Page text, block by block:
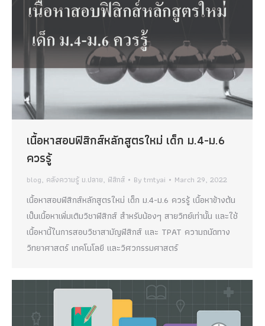
เนื้อหาสอบฟิสิกส์หลักสูตรใหม่ เด็ก ม.4-ม.6
ควรรู้
blog, คลังความรู้ ม.ปลาย, ฟิสิกส์ Bytmtyai March 29, 2022
เนื้อหาสอบฟิสิกส์หลักสูตรใหม่ เด็ก ม.4-ม.6 ควรรู้ เนื้อหาข้างต้น
เป็นเนื้อหาเพิ่มเติมวิชาฟิสิกส์ สำหรับน้องๆ สายวิทย์เท่านั้น และใช้
เนื้อหานี้ในการสอบวิชาสามัญฟิสิกส์ และ TPAT ความถนัดทาง
วิทยาศาสตร์ เทคโนโลยี และวิศวกรรมศาสตร์